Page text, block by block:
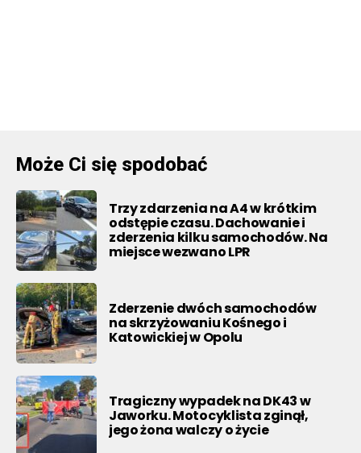
Może Ci się spodobać
Trzy zdarzenia na A4 w krótkim
odstępie czasu. Dachowanie i
zderzenia kilku samochodów. Na
miejsce wezwano LPR
Zderzenie dwóch samochodów
na skrzyżowaniu Kośnego i
Katowickiej w Opolu
Tragiczny wypadek na DK43 w
Jaworku. Motocyklista zginął,
jego żona walczy o życie